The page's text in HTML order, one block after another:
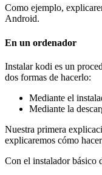
Como ejemplo,
Android.
En un ordenador
Instalar kodi es un
dos formas de hacerlo:
Mediante el
Mediante la
Nuestra primera
explicaremos cómo
Con el instalador básico